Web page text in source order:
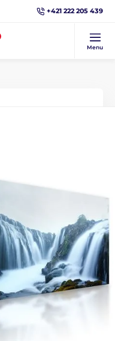
+421 222 205 439
Menu